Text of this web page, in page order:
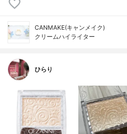
CANMAKE(キャンメイク)
クリームハイライター
ひらり